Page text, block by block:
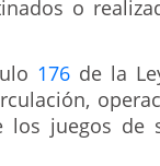
o
176de la
los juegos de